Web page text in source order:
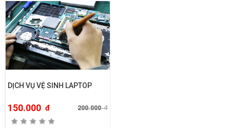
DỊCH VỤ VỆ SINH LAPTOP
150.000 đ 200.000đ